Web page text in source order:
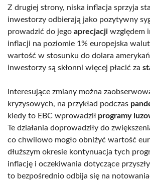
Z drugiej strony, niska inflacja sprzyja
inwestorzy odbierają jako pozytywny
prowadzić do jego aprecjacji względem
inflacji na poziomie 1% europejska
wartość w stosunku do dolara
inwestorzy są skłonni więcej płacić za
Interesujące zmiany można
kryzysowych, na przykład podczas
kiedy to EBC wprowadził programy
Te działania doprowadziły do
co chwilowo mogło obniżyć wartość
dłuższym okresie kontynuacja tych
inflację i oczekiwania dotyczące
to bezpośrednio odbija się na